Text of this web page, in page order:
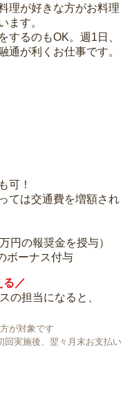
理が好きな方がお料理
ます。
するのもOK。週1日、
通が利くお仕事です。
可！
ては交通費を増額され
円の報奨金を授与）
ボーナス付与
る／
の担当になると、
が対象です
回実施後、翌々月末お支払い